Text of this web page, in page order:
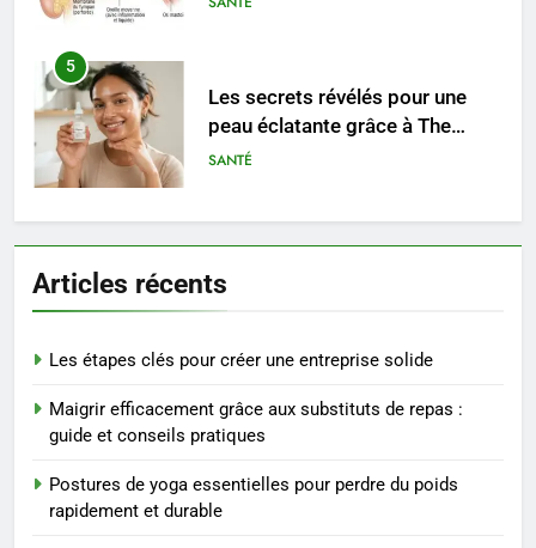
5
Les secrets révélés pour une
peau éclatante grâce à The
Ordinary
SANTÉ
6
seniors: aménagement et
exercices
BIEN ÊTRE
Voyance à La Rochelle : où
trouver un accompagnement
BIEN ÊTRE
Articles récents
Les étapes clés pour créer une entreprise solide
Maigrir efficacement grâce aux substituts de repas :
guide et conseils pratiques
Postures de yoga essentielles pour perdre du poids
rapidement et durable